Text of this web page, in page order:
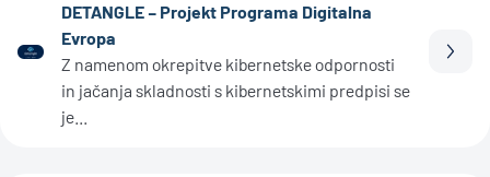
DETANGLE – Projekt Programa Digitalna
Evropa
Z namenom okrepitve kibernetske odpornosti
in jačanja skladnosti s kibernetskimi predpisi se
je...